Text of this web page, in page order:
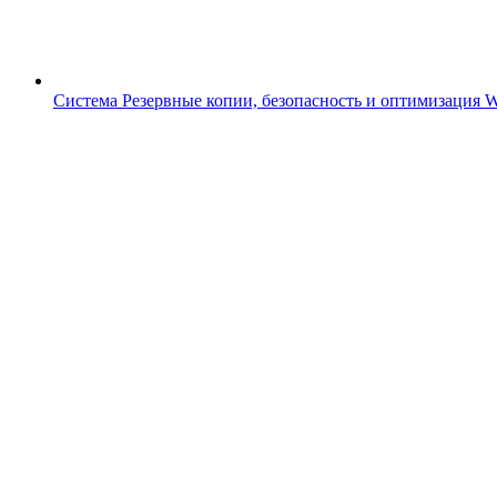
Система Резервные копии, безопасность и оптимизация